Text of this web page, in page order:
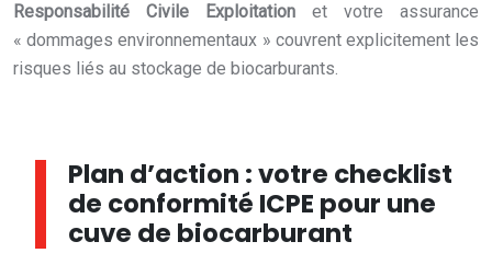
Responsabilité Civile Exploitation et votre assurance
« dommages environnementaux » couvrent explicitement les
risques liés au stockage de biocarburants.
Plan d’action : votre checklist
de conformité ICPE pour une
cuve de biocarburant